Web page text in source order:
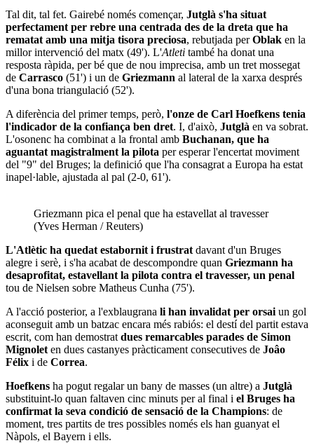
Tal dit, tal fet. Gairebé només començar, Jutglà s'ha situat
perfectament per rebre una centrada des de la dreta que ha
rematat amb una mitja tisora preciosa, rebutjada perOblak en la
millor intervenció del matx (49'). L'Atleti també ha donat una
resposta ràpida, per bé que de nou imprecisa, amb un tret mossegat
de Carrasco (51') i un de Griezmann al lateral de la xarxa després
d'una bona triangulació (52').
A diferència del primer temps, però, l'onze de Carl Hoefkens tenia
l'indicador de la confiança ben dret. I, d'això, Jutglà en va sobrat.
L'osonenc ha combinat a la frontal amb Buchanan, que ha
aguantat magistralment la pilota per esperar l'encertat moviment
del "9" del Bruges; la definició que l'ha consagrat a Europa ha estat
inapel·lable, ajustada al pal (2-0, 61').
Griezmann pica el penal que ha estavellat al travesser
(Yves Herman / Reuters)
L'Atlètic ha quedat estabornit i frustrat davant d'un Bruges
alegre i serè, i s'ha acabat de descompondre quan Griezmann ha
desaprofitat, estavellant la pilota contra el travesser, un penal
tou de Nielsen sobre Matheus Cunha (75').
A l'acció posterior, a l'exblaugrana li han invalidat per orsai un gol
aconseguit amb un batzac encara més rabiós: el destí del partit estava
escrit, com han demostrat dues remarcables parades de Simon
Mignolet en dues castanyes pràcticament consecutives de Joâo
Félix i de Correa.
Hoefkens ha pogut regalar un bany de masses (un altre) a Jutglà
substituint-lo quan faltaven cinc minuts per al final i el Bruges ha
confirmat la seva condició de sensació de la Champions: de
moment, tres partits de tres possibles només els han guanyat el
Nàpols, el Bayern i ells.